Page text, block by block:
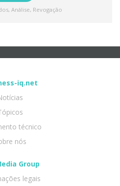
,Análise, Revogação
iq.net
técnico
nós
Group
legais